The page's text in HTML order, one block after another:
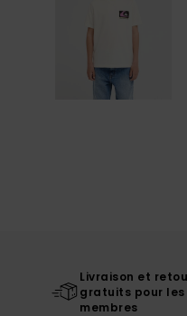
Livraison et
gratuits pour les
membres